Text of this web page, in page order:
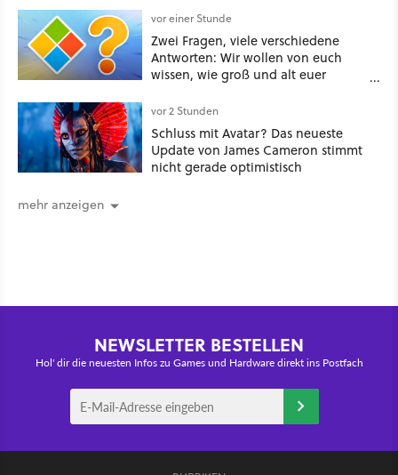
vor einer Stunde
Zwei Fragen, viele verschiedene
Antworten: Wir wollen von euch
wissen, wie groß und alt euer
vor 2 Stunden
Schluss mit Avatar? Das neueste
Update von James Cameron stimmt
nicht gerade optimistisch
mehr anzeigen
NEWSLETTER BESTELLEN
Hol' dir die neuesten Infos zu Games und Hardware direkt ins Postfach